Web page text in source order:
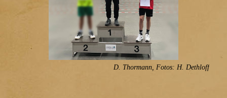
D. Thormann, Fotos: H. Dethloff